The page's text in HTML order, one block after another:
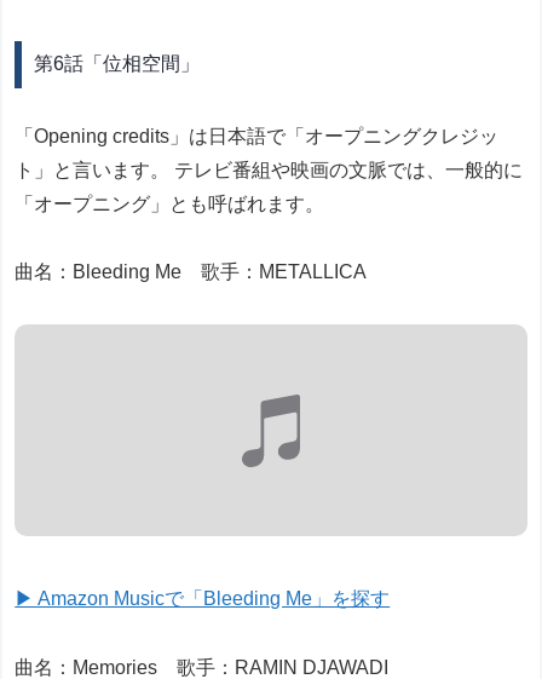
第6話「位相空間」
「Opening credits」は日本語で「オープニングクレジッ
ト」と言います。 テレビ番組や映画の文脈では、一般的に
「オープニング」とも呼ばれます。
曲名：Bleeding Me 歌手：METALLICA
▶ Amazon Musicで「Bleeding Me」を探す
曲名：Memories 歌手：RAMIN DJAWADI